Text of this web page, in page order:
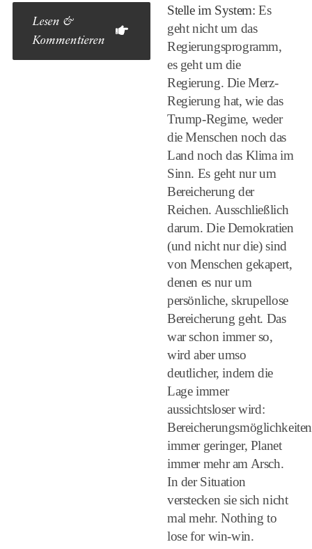
Lesen &
Kommentieren
Stelle im System: Es
geht nicht um das
Regierungsprogramm,
es geht um die
Regierung. Die Merz-
Regierung hat, wie das
Trump-Regime, weder
die Menschen noch das
Land noch das Klima im
Sinn. Es geht nur um
Bereicherung der
Reichen. Ausschließlich
darum. Die Demokratien
(und nicht nur die) sind
von Menschen gekapert,
denen es nur um
persönliche, skrupellose
Bereicherung geht. Das
war schon immer so,
wird aber umso
deutlicher, indem die
Lage immer
aussichtsloser wird:
Bereicherungsmöglichkeiten
immer geringer, Planet
immer mehr am Arsch.
In der Situation
verstecken sie sich nicht
mal mehr. Nothing to
lose for win-win.